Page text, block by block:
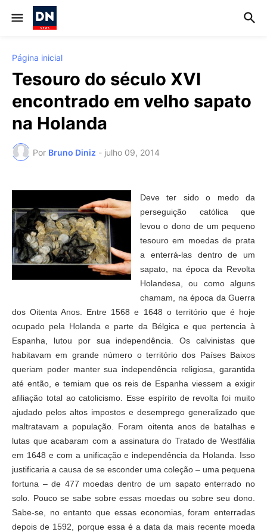
Página inicial
Tesouro do século XVI
encontrado em velho sapato
na Holanda
Por Bruno Diniz - julho 09, 2014
Deve ter sido o medo da
perseguição católica que
levou o dono de um pequeno
tesouro em moedas de prata
a enterrá-las dentro de um
sapato, na época da Revolta
Holandesa, ou como alguns
chamam, na época da Guerra
dos Oitenta Anos. Entre 1568 e 1648 o território que é hoje
ocupado pela Holanda e parte da Bélgica e que pertencia à
Espanha, lutou por sua independência. Os calvinistas que
habitavam em grande número o território dos Países Baixos
queriam poder manter sua independência religiosa, garantida
até então, e temiam que os reis de Espanha viessem a exigir
afiliação total ao catolicismo. Esse espírito de revolta foi muito
ajudado pelos altos impostos e desemprego generalizado que
maltratavam a população. Foram oitenta anos de batalhas e
lutas que acabaram com a assinatura do Tratado de Westfália
em 1648 e com a unificação e independência da Holanda. Isso
justificaria a causa de se esconder uma coleção – uma pequena
fortuna – de 477 moedas dentro de um sapato enterrado no
solo. Pouco se sabe sobre essas moedas ou sobre seu dono.
Sabe-se, no entanto que essas economias, foram enterradas
depois de 1592, porque essa é a data da mais recente moeda